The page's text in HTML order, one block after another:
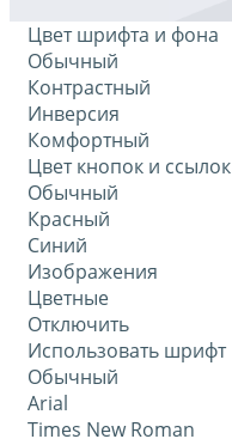
Цвет шрифта и фона
Обычный
Контрастный
Инверсия
Комфортный
Цвет кнопок и ссылок
Обычный
Красный
Синий
Изображения
Цветные
Отключить
Использовать шрифт
Обычный
Arial
Times New Roman